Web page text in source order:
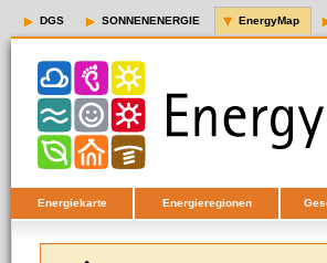
DGS SONNENENERGIE EnergyMap
Energiekarte Energieregionen